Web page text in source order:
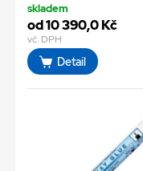
skladem
od 10 390,0 Kč
vč. DPH
Detail